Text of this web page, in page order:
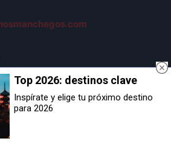
Top 2026: destinos clave
Inspírate y elige tu próximo destino
para 2026